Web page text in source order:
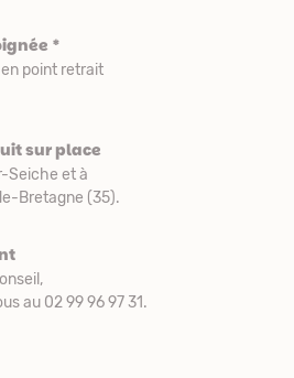
*
point retrait
sur place
Seiche et à
Bretagne (35).
au 02 99 96 97 31.